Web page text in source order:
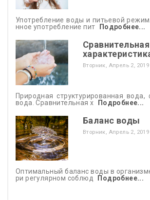
Употребление воды и питьевой
нное употребление пит
Подробнее...
Сравнительная
Вторник, Апрель 2, 2019
Природная структурированная вода,
вода. Сравнительная х
Подробнее...
Баланс воды
Вторник, Апрель 2, 2019
Оптимальный баланс воды в
ри регулярном соблюд
Подробнее...